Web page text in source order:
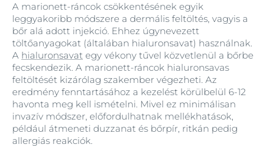
A marionett‑ráncok csökkentésének egyik
leggyakoribb módszere a dermális feltöltés, vagyis a
bőr alá adott injekció. Ehhez úgynevezett
töltőanyagokat (általában hialuronsavat) használnak.
A hialuronsavat egy vékony tűvel közvetlenül a bőrbe
fecskendezik. A marionett‑ráncok hialuronsavas
feltöltését kizárólag szakember végezheti. Az
eredmény fenntartásához a kezelést körülbelül 6-12
havonta meg kell ismételni. Mivel ez minimálisan
invazív módszer, előfordulhatnak mellékhatások,
például átmeneti duzzanat és bőrpír, ritkán pedig
allergiás reakciók.